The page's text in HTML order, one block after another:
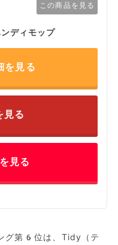
この商品を見る
ディモップ
を見る
見る
見る
グ第6位は、Tidy（テ